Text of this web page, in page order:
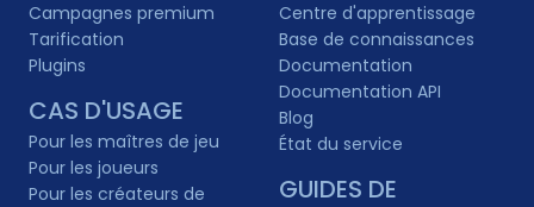
Campagnes premium
Tarification
Plugins
CAS D'USAGE
Pour les maîtres de jeu
Pour les joueurs
Pour les créateurs de
Centre d'apprentissage
Base de connaissances
Documentation
Documentation API
Blog
État du service
GUIDES DE